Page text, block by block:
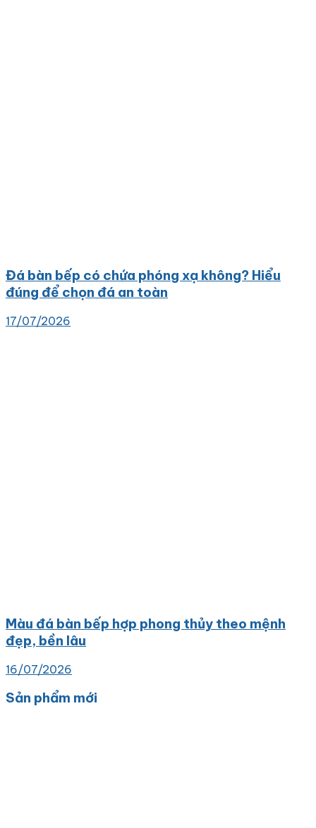
Đá bàn bếp có chứa phóng xạ không? Hiểu
đúng để chọn đá an toàn
17/07/2026
Màu đá bàn bếp hợp phong thủy theo mệnh
đẹp, bền lâu
16/07/2026
Sản phẩm mới